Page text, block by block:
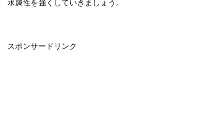
水属性を強くしていきましょう。
スポンサードリンク